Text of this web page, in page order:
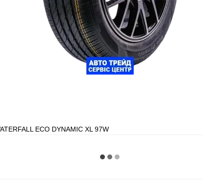
ECO DYNAMIC XL 97W